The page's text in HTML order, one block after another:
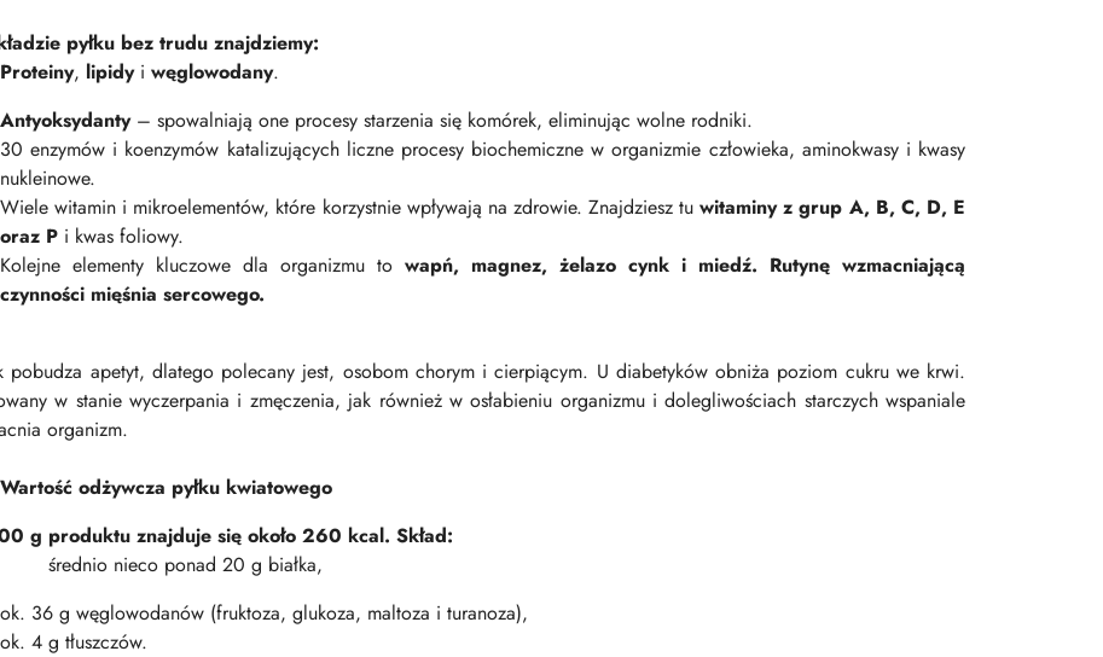
pyłku bez trudu znajdziemy:
Proteiny, lipidyi węglowodany.
Antyoksydanty– spowalniają one procesy starzenia się komórek, eliminując wolne rodniki.
30 enzymów i koenzymów katalizujących liczne procesy biochemiczne w organizmie człowieka, aminokwasy i kwasy
nukleinowe.
Wiele witamin i mikroelementów, które korzystnie wpływają na zdrowie. Znajdziesz tuwitaminy z grup A, B, C, D, E
oraz P i kwas foliowy.
Kolejne elementy kluczowe dla organizmu to wapń, magnez, żelazo cynk i miedź. Rutynę wzmacniającą
czynności mięśnia sercowego.
pobudza apetyt, dlatego polecany jest, osobom chorym i cierpiącym. U diabetyków obniża poziom cukru we krwi.
w stanie wyczerpania i zmęczenia, jak również w osłabieniu organizmu i dolegliwościach starczych wspaniale
organizm.
Wartość odżywcza pyłku kwiatowego
g produktu znajduje się około 260 kcal. Skład:
średnio nieco ponad 20 g białka,
ok. 36 g węglowodanów (fruktoza, glukoza, maltoza i turanoza),
ok. 4 g tłuszczów.